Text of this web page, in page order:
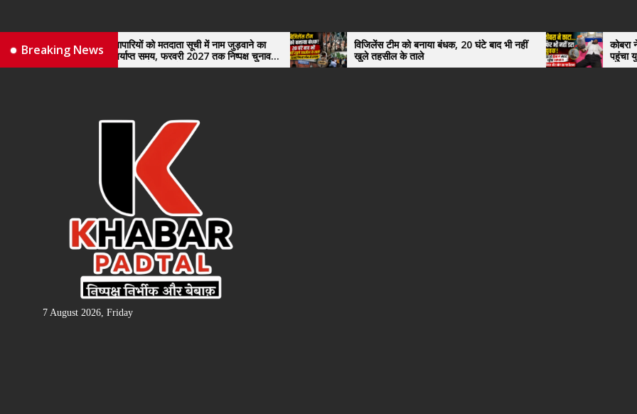
the Breaking News
नए व्यापारियों को मतदाता सूची में नाम जुड़वाने का
मिले पर्याप्त समय, फरवरी 2027 तक निष्पक्ष चुनाव
कराने की उठाई मांग, सौंपा ज्ञापन।
विजिलेंस टीम को बनाया बंधक, 20 घंटे बाद भी नहीं
खुले तहसील के ताले
कोबरा ने काटा तो
पहुंचा युवक, अस्पताल
हैरान
7 August 2026, Friday